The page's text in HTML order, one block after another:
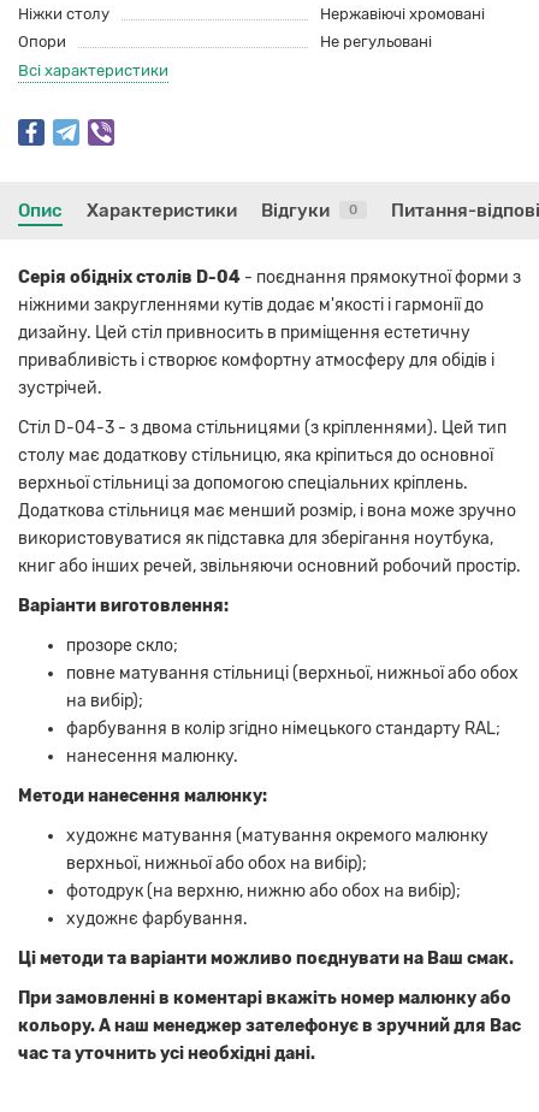
Ніжки столу
Нержавіючі хромовані
Опори
Не регульовані
Всі характеристики
Опис Характеристики Відгуки 0 Питання-
Серія обідніх столів D-04 - поєднання прямокутної форми з
ніжними закругленнями кутів додає м'якості і гармонії до
дизайну. Цей стіл привносить в приміщення естетичну
привабливість і створює комфортну атмосферу для обідів і
зустрічей.
Стіл D-04-3 - з двома стільницями (з кріпленнями). Цей тип
столу має додаткову стільницю, яка кріпиться до основної
верхньої стільниці за допомогою спеціальних кріплень.
Додаткова стільниця має менший розмір, і вона може зручно
використовуватися як підставка для зберігання ноутбука,
книг або інших речей, звільняючи основний робочий простір.
Варіанти виготовлення:
прозоре скло;
повне матування стільниці (верхньої, нижньої або обох
на вибір);
фарбування в колір згідно німецького стандарту RAL;
нанесення малюнку.
Методи нанесення малюнку:
художнє матування (матування окремого малюнку
верхньої, нижньої або обох на вибір);
фотодрук (на верхню, нижню або обох на вибір);
художнє фарбування.
Ці методи та варіанти можливо поєднувати на Ваш смак.
При замовленні в коментарі вкажіть номер малюнку або
кольору. А наш менеджер зателефонує в зручний для Вас
час та уточнить усі необхідні дані.